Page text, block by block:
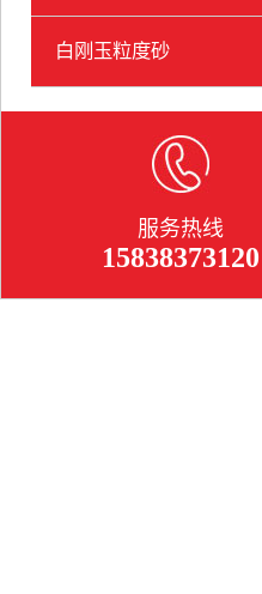
白刚玉粒度砂
服务热线
15838373120